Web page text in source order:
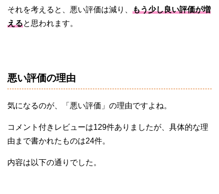
それを考えると、悪い評価は減り、 もう少し良い評価が増
えると思われます。
悪い評価の理由
気になるのが、「悪い評価」の理由ですよね。
コメント付きレビューは129件ありましたが、具体的な理
由まで書かれたものは24件。
内容は以下の通りでした。